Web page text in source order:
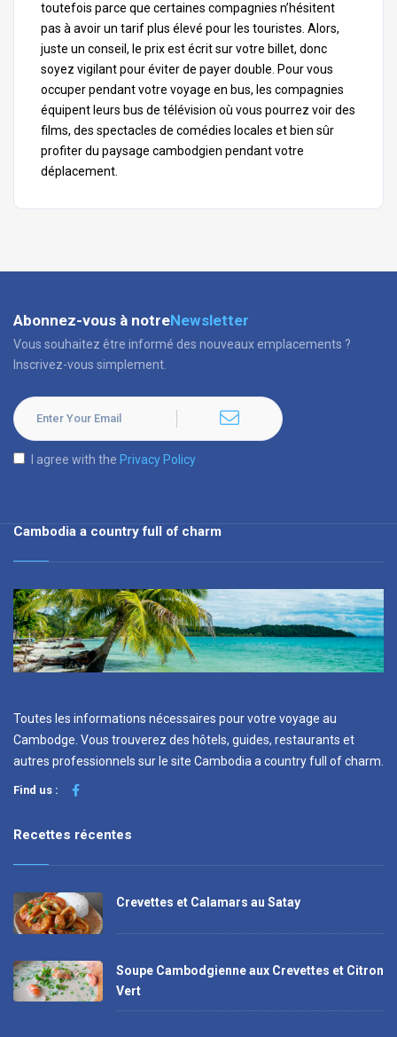
toutefois parce que certaines compagnies n’hésitent
pas à avoir un tarif plus élevé pour les touristes. Alors,
juste un conseil, le prix est écrit sur votre billet, donc
soyez vigilant pour éviter de payer double. Pour vous
occuper pendant votre voyage en bus, les compagnies
équipent leurs bus de télévision où vous pourrez voir des
films, des spectacles de comédies locales et bien sûr
profiter du paysage cambodgien pendant votre
déplacement.
Abonnez-vous à notreNewsletter
Vous souhaitez être informé des nouveaux emplacements ?
Inscrivez-vous simplement.
I agree with the Privacy Policy
Cambodia a country full of charm
Toutes les informations nécessaires pour votre voyage au
Cambodge. Vous trouverez des hôtels, guides, restaurants et
autres professionnels sur le site Cambodia a country full of charm.
Find us :
Recettes récentes
Crevettes et Calamars au Satay
Soupe Cambodgienne aux Crevettes et Citron
Vert